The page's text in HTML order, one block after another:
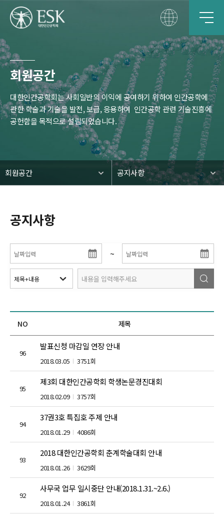
회원공간
대한인간공학회는 사회일반의 이익에 공여하기 위하여 인간공학에
관한 학술과 기술을 발전, 보급, 응용하여 인간공학 관련 기술진흥에
공헌함을 목적으로 설립되었습니다.
회원공간 공지사항
공지사항
~
NO 제목
96
발표신청 마감일 연장 안내
2018.03.05 3751회
95
제3회 대한인간공학회 학생논문경진대회
2018.02.09 3757회
94
37권3호 특집호 주제 안내
2018.01.29 4086회
93
2018 대한인간공학회 춘계학술대회 안내
2018.01.26 3629회
92
사무국 업무 일시중단 안내(2018.1.31.~2.6.)
2018.01.24 3861회